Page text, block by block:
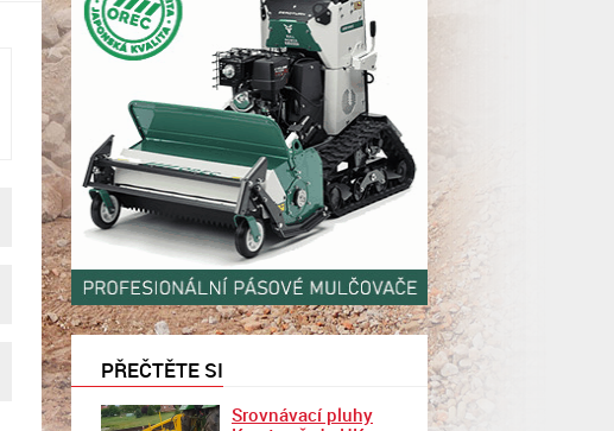
PŘEČTĚTE SI
Srovnávací pluhy